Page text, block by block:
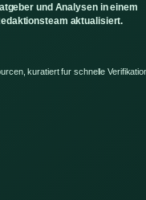
und Analysen in einem
aktualisiert.
kuratiert fur schnelle